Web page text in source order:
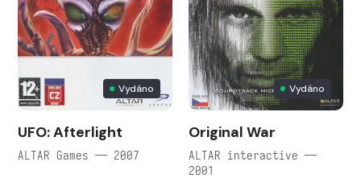
Vydáno
UFO: Afterlight
ALTAR Games — 2007
Vydáno
Original War
ALTAR interactive —
2001